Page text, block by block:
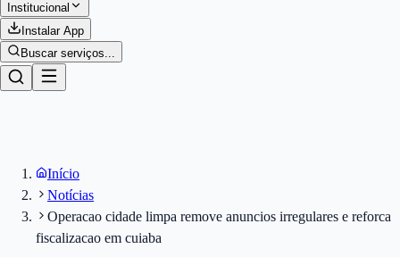
Institucional
Instalar App
Buscar serviços...
Início
Notícias
Operacao cidade limpa remove anuncios irregulares e reforca
fiscalizacao em cuiaba